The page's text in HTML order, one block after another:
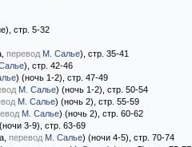
стр. 5-32
перевод М. Салье), стр. 35-41
), стр. 42-46
) (ночь 1-2), стр. 47-49
М. Салье) (ночь 1-2), стр. 50-54
М. Салье) (ночь 2), стр. 55-59
М. Салье) (ночь 2), стр. 60-62
3-9), стр. 63-69
перевод М. Салье) (ночи 4-5), стр. 70-74